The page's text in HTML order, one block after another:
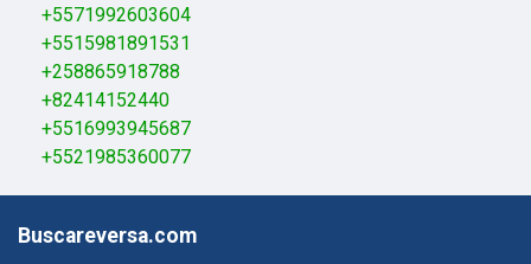
+5571992603604
+5515981891531
+258865918788
+82414152440
+5516993945687
+5521985360077
Buscareversa.com